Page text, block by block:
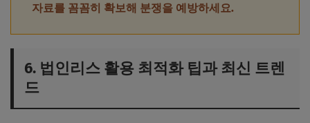
자료를 꼼꼼히 확보해 분쟁을 예방하세요.
6. 법인리스 활용 최적화 팁과 최신 트렌
드